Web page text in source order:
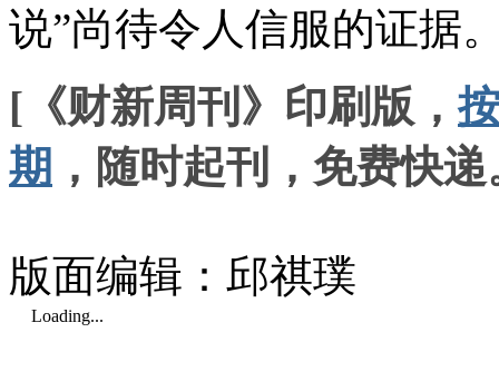
说”尚待令人信服的证据
[《财新周刊》印刷版，
期 ，随时起刊，免费快
版面编辑：邱祺璞
Loading...